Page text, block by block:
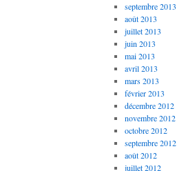
septembre 2013
août 2013
juillet 2013
juin 2013
mai 2013
avril 2013
mars 2013
février 2013
décembre 2012
novembre 2012
octobre 2012
septembre 2012
août 2012
juillet 2012